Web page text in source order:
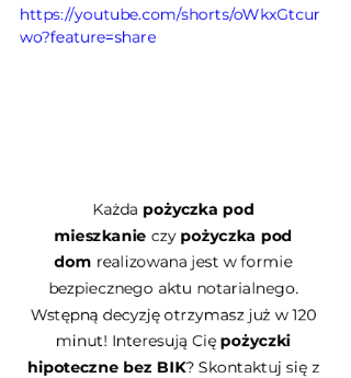
https://youtube.com/shorts/oWkxGtcur
wo?feature=share
Każda pożyczka pod
mieszkanie czy pożyczka pod
dom realizowana jest w formie
bezpiecznego aktu notarialnego.
Wstępną decyzję otrzymasz już w 120
minut! Interesują Cię pożyczki
hipoteczne bez BIK? Skontaktuj się z